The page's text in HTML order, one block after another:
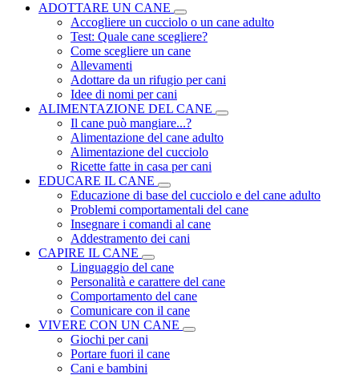
ADOTTARE UN CANE
Accogliere un cucciolo o un cane adulto
Test: Quale cane scegliere?
Come scegliere un cane
Allevamenti
Adottare da un rifugio per cani
Idee di nomi per cani
ALIMENTAZIONE DEL CANE
Il cane può mangiare...?
Alimentazione del cane adulto
Alimentazione del cucciolo
Ricette fatte in casa per cani
EDUCARE IL CANE
Educazione di base del cucciolo e del cane adulto
Problemi comportamentali del cane
Insegnare i comandi al cane
Addestramento dei cani
CAPIRE IL CANE
Linguaggio del cane
Personalità e carattere del cane
Comportamento del cane
Comunicare con il cane
VIVERE CON UN CANE
Giochi per cani
Portare fuori il cane
Cani e bambini